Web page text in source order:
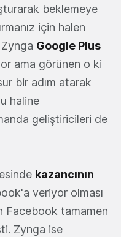
beklemeye
için halen
Google Plus
ama görünen o ki
bir adım atarak
haline
geliştiricileri de
kazancının
veriyor olması
Facebook tamamen
Zynga ise